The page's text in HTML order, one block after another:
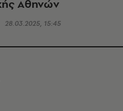
Αθηνών
28.03.2025, 15:45